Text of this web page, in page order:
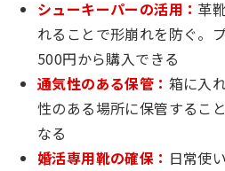
シューキーパーの活用： 革
れることで形崩れを防ぐ。
500円から購入できる
通気性のある保管： 箱に入
性のある場所に保管するこ
なる
婚活専用靴の確保： 日常使